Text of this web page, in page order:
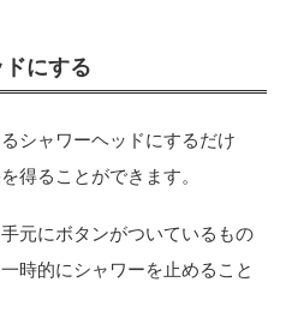
にする
シャワーヘッドにするだけ
得ることができます。
元にボタンがついているもの
時的にシャワーを止めること